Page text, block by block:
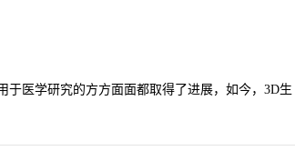
于医学研究的方方面面都取得了进展，如今，3D生